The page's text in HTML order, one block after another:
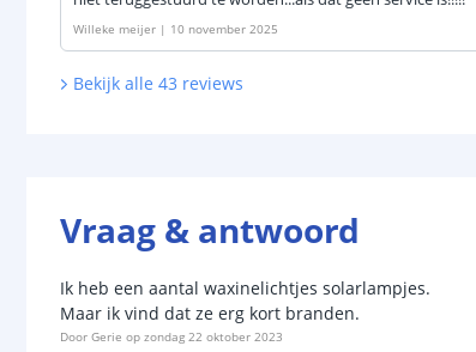
Willeke meijer | 10 november 2025
Bekijk alle 43 reviews
Vraag & antwoord
Ik heb een aantal waxinelichtjes solarlampjes.
Maar ik vind dat ze erg kort branden.
Door Gerie op zondag 22 oktober 2023